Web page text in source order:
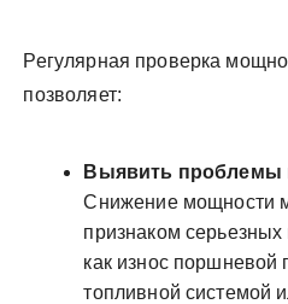
Регулярная проверка
позволяет:
Выявить проблемы
Снижение мощности
признаком серьезных
как износ поршневой
топливной системой